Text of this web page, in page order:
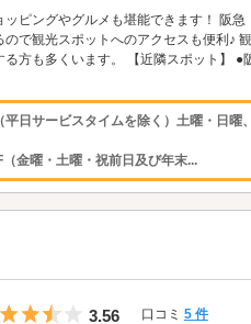
ピングやグルメも堪能できます！ 阪急
で観光スポットへのアクセスも便利♪
る方も多くいます。 【近隣スポット
日サービスタイムを除く）土曜・日曜、
金曜・土曜・祝前日及び年末...
5つ星のうち3.5
3.56 口コミ 5 件